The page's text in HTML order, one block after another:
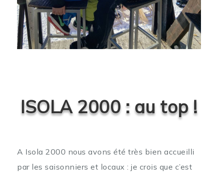
ISOLA 2000 : au top !
A Isola 2000 nous avons été très bien accueilli
par les saisonniers et locaux : je crois que c’est